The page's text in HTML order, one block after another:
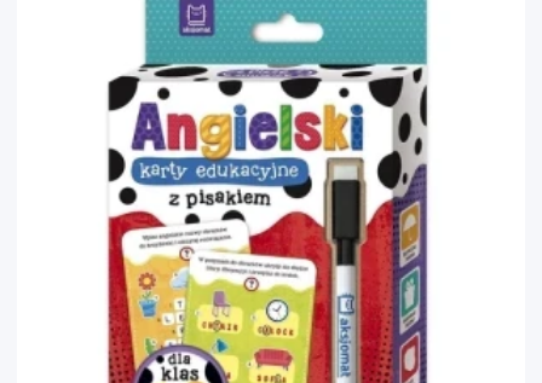
Blog
Wyprawka